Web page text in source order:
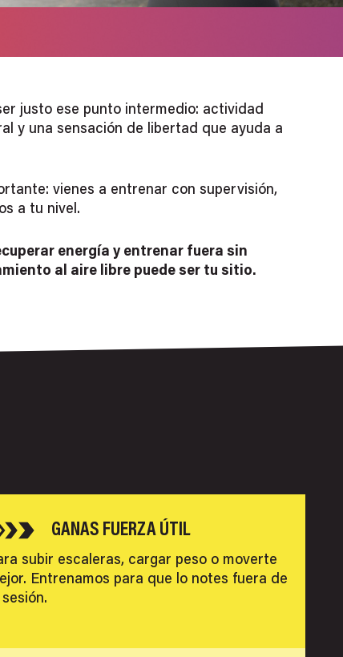
justo ese punto intermedio: actividad
y una sensación de libertad que ayuda a
vienes a entrenar con supervisión,
a tu nivel.
energía y entrenar fuera sin
al aire libre puede ser tu sitio.
GANAS FUERZA ÚTIL
subir escaleras, cargar peso o moverte
Entrenamos para que lo notes fuera de
sesión.